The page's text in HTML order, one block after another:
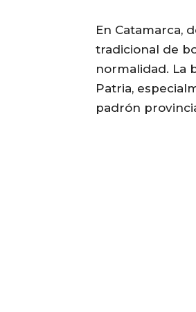
En Catamarca,
tradicional de
normalidad. La
Patria,
padrón